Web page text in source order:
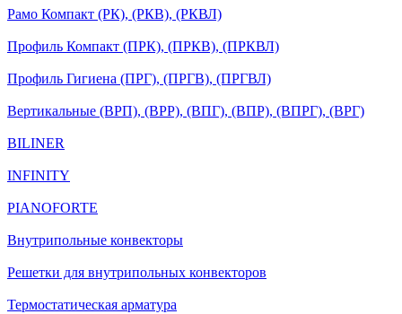
Рамо Компакт (РК), (РКВ), (РКВЛ)
Профиль Компакт (ПРК), (ПРКВ), (ПРКВЛ)
Профиль Гигиена (ПРГ), (ПРГВ), (ПРГВЛ)
Вертикальные (ВРП), (ВРР), (ВПГ), (ВПР), (ВПРГ), (ВРГ)
BILINER
INFINITY
PIANOFORTE
Внутрипольные конвекторы
Решетки для внутрипольных конвекторов
Термостатическая арматура